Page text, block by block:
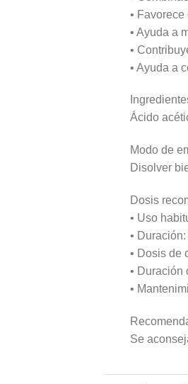
•
• Ayuda a
•
• Ayuda a
Ácido
Modo de
Disolver
Dosis
• Uso
•
• Dosis de
• Duración
•
Se